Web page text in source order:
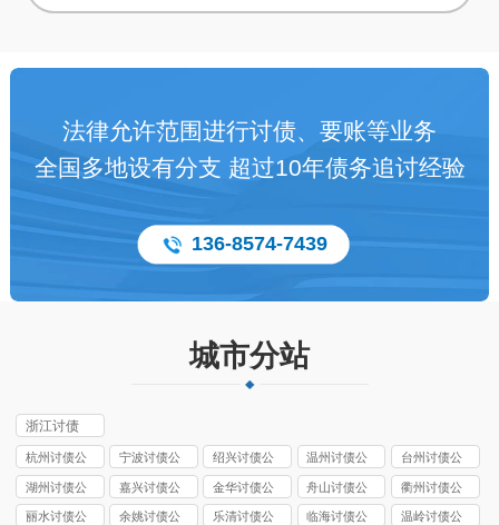
法律允许范围进行讨债、要账等业务
全国多地设有分支 超过10年债务追讨经验
136-8574-7439
城市分站
浙江讨债
杭州讨债公
司
宁波讨债公
司
绍兴讨债公
司
温州讨债公
司
台州讨债公
司
湖州讨债公
司
嘉兴讨债公
司
金华讨债公
司
舟山讨债公
司
衢州讨债公
司
丽水讨债公
余姚讨债公
乐清讨债公
临海讨债公
温岭讨债公